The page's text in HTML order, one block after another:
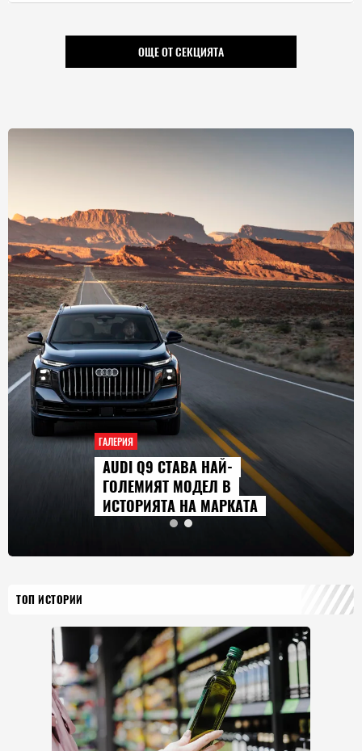
ОЩЕ ОТ СЕКЦИЯТА
ГАЛЕРИЯ
AUDI Q9 СТАВА НАЙ-
ГОЛЕМИЯТ МОДЕЛ В
ИСТОРИЯТА НА МАРКАТА
ТОП ИСТОРИИ